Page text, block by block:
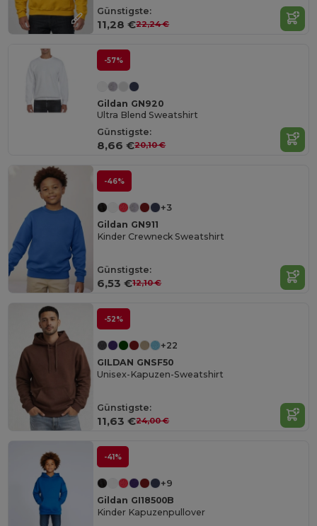
Günstigste:
11,28 €22,24 €
-57%
Gildan GN920
Ultra Blend Sweatshirt
Günstigste:
8,66 €20,10 €
-46%
+3
Gildan GN911
Kinder Crewneck Sweatshirt
Günstigste:
6,53 €12,10 €
-52%
+22
GILDAN GNSF50
Unisex-Kapuzen-Sweatshirt
Günstigste:
11,63 €24,00 €
-41%
+9
Gildan GI18500B
Kinder Kapuzenpullover